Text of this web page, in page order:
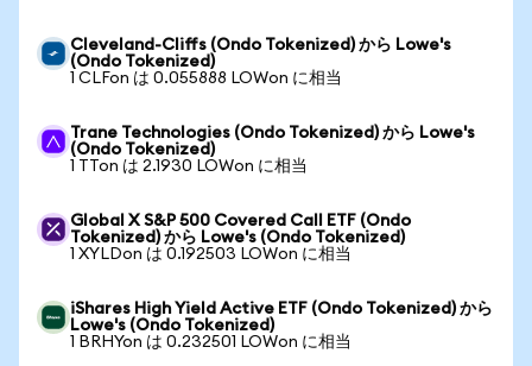
Cleveland-Cliffs (Ondo Tokenized) から Lowe's
(Ondo Tokenized)
1 CLFon は 0.055888 LOWon に相当
Trane Technologies (Ondo Tokenized) から Lowe's
(Ondo Tokenized)
1 TTon は 2.1930 LOWon に相当
Global X S&P 500 Covered Call ETF (Ondo
Tokenized) から Lowe's (Ondo Tokenized)
1 XYLDon は 0.192503 LOWon に相当
iShares High Yield Active ETF (Ondo Tokenized) から
Lowe's (Ondo Tokenized)
1 BRHYon は 0.232501 LOWon に相当